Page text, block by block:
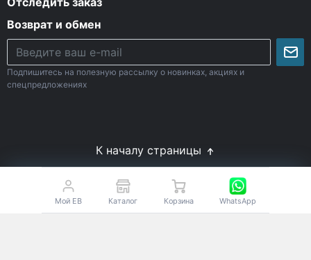
Возврат и обмен
Подпишитесь на полезную рассылку о новинках, акциях и
спецпредложениях
К началу страницы
© Все права защищены. 2009-2026 Energy-Body.ru
Спортивное питание с доставкой по России
Мой EB Каталог Корзина WhatsApp